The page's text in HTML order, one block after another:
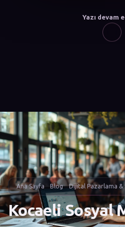
Yazı devam
Ana Sayfa Blog Dijital Pazarlama &
Kocaeli Sosyal